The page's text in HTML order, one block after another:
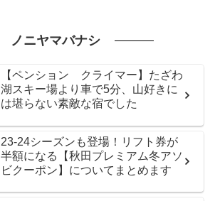
ノニヤマバナシ
【ペンション クライマー】たざわ
湖スキー場より車で5分、山好きに
は堪らない素敵な宿でした
23-24シーズンも登場！リフト券が
半額になる【秋田プレミアム冬アソ
ビクーポン】についてまとめます